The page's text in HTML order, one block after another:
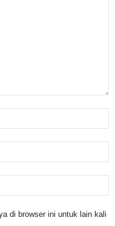
di browser ini untuk lain kali